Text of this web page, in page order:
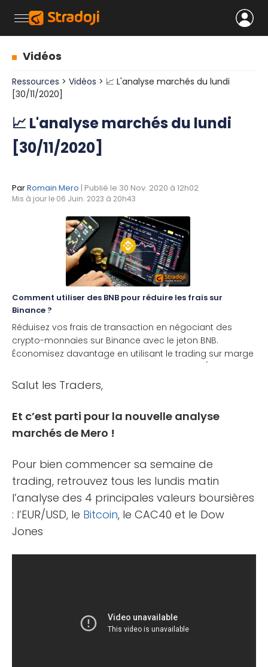
Vidéos
Ressources > Vidéos > 📈 L'analyse marchés du lundi
[30/11/2020]
📈 L'analyse marchés du lundi
[30/11/2020]
ParRomain Mero | Publié le 30 Nov. 2020 à 12h02
Mis à jour le 06 Juin. 2023 à 20h43
Comment utiliser des BNB pour réduire les frais sur
Binance ?
Réduisez vos frais de transaction en négociant des
crypto-monnaies sur Binance avec le jeton BNB.
Économisez davantage en utilisant le trading sur marge
[...]
Salut les Traders,
Et c’est parti pour la nouvelle analyse
marchés de Mero !
Pour bien commencer sa semaine de
trading, retrouvez tous les lundis matin
l’analyse des 4 principales valeurs boursières
: l’EUR/USD, le Bitcoin, le CAC40 et le Dow
Jones